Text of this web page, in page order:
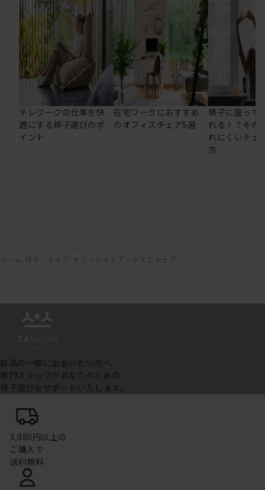
テレワークの仕事を快
適にする椅子選びのポ
イント
在宅ワークにおすすめ
のオフィスチェア5選
椅子に座って
れる！？その
れにくいチェ
方
ホーム 椅子・チェア オフィスチェア・デスクチェア
最高の一脚に出会いたい方へ
専門スタッフがあなたのための
椅子選びをサポートいたします。
3,980円以上の
ご購入で
送料無料